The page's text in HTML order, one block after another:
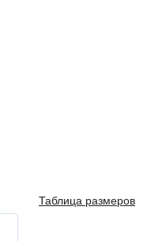
Таблица размеров